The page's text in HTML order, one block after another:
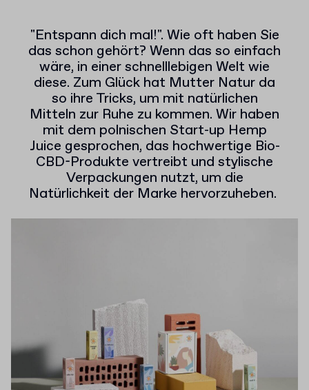
"Entspann dich mal!". Wie oft haben Sie
das schon gehört? Wenn das so einfach
wäre, in einer schnelllebigen Welt wie
diese. Zum Glück hat Mutter Natur da
so ihre Tricks, um mit natürlichen
Mitteln zur Ruhe zu kommen. Wir haben
mit dem polnischen Start-up Hemp
Juice gesprochen, das hochwertige Bio-
CBD-Produkte vertreibt und stylische
Verpackungen nutzt, um die
Natürlichkeit der Marke hervorzuheben.